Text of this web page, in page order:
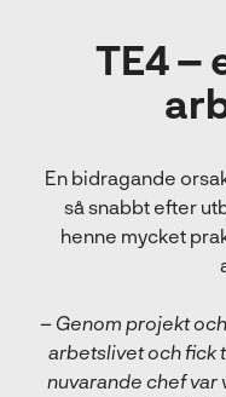
TE4 –
En bidragande
så snabbt efter
henne mycket
– Genom projekt
arbetslivet och fick
nuvarande chef